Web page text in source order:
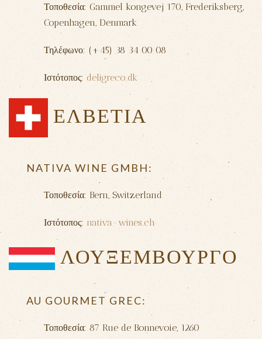
Τοποθεσία: Gammel kongevej 170, Frederiksberg,
Copenhagen, Denmark
Τηλέφωνο: (+45) 38 34 00 08
Ιστότοπος: deligreco.dk
ΕΛΒΕΤΙΑ
NATIVA WINE GMBH:
Τοποθεσία: Bern, Switzerland
Ιστότοπος: nativa-wines.ch
ΛΟΥΞΕΜΒΟΥΡΓΟ
AU GOURMET GREC:
Τοποθεσία: 87 Rue de Bonnevoie, 1260